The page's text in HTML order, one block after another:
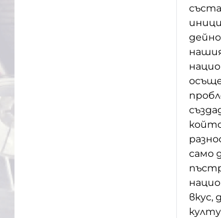
само
вкус,